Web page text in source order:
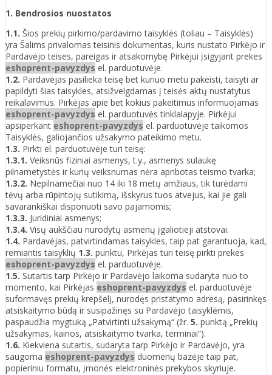
1. Bendrosios nuostatos
1.1. Šios prekių pirkimo/pardavimo taisyklės (toliau – Taisyklės)
yra Šalims privalomas teisinis dokumentas, kuris nustato Pirkėjo ir
Pardavėjo teises, pareigas ir atsakomybę Pirkėjui įsigyjant prekes
eshoprent-pavyzdys el. parduotuvėje.
1.2. Pardavėjas pasilieka teisę bet kuriuo metu pakeisti, taisyti ar
papildyti šias taisykles, atsižvelgdamas į teisės aktų nustatytus
reikalavimus. Pirkėjas apie bet kokius pakeitimus informuojamas
eshoprent-pavyzdys el. parduotuvės tinklalapyje. Pirkėjui
apsiperkant eshoprent-pavyzdys el. parduotuvėje taikomos
Taisyklės, galiojančios užsakymo pateikimo metu.
1.3. Pirkti el. parduotuvėje turi teisę:
1.3.1. Veiksnūs fiziniai asmenys, t.y., asmenys sulaukę
pilnametystės ir kurių veiksnumas nėra apribotas teismo tvarka;
1.3.2. Nepilnamečiai nuo 14 iki 18 metų amžiaus, tik turėdami
tėvų arba rūpintojų sutikimą, išskyrus tuos atvejus, kai jie gali
savarankiškai disponuoti savo pajamomis;
1.3.3. Juridiniai asmenys;
1.3.4. Visų aukščiau nurodytų asmenų įgaliotieji atstovai.
1.4. Pardavėjas, patvirtindamas taisykles, taip pat garantuoja, kad,
remiantis taisyklių 1.3. punktu, Pirkėjas turi teisę pirkti prekes
eshoprent-pavyzdys el. parduotuvėje.
1.5. Sutartis tarp Pirkėjo ir Pardavėjo laikoma sudaryta nuo to
momento, kai Pirkėjas eshoprent-pavyzdys el. parduotuvėje
suformavęs prekių krepšelį, nurodęs pristatymo adresą, pasirinkęs
atsiskaitymo būdą ir susipažinęs su Pardavėjo taisyklėmis,
paspaudžia mygtuką „Patvirtinti užsakymą“ (žr. 5. punktą „Prekių
užsakymas, kainos, atsiskaitymo tvarka, terminai“).
1.6. Kiekviena sutartis, sudaryta tarp Pirkėjo ir Pardavėjo, yra
saugoma eshoprent-pavyzdys duomenų bazėje taip pat,
popieriniu formatu, įmonės elektroninės prekybos skyriuje.